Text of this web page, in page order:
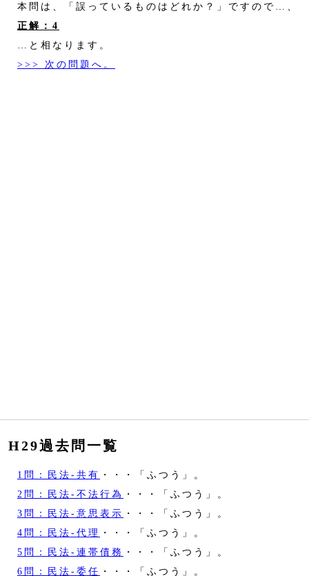
本問は、「誤っているものはどれか？」ですので…、
正解：4
…と相なります。
>>> 次の問題へ。
H29過去問一覧
1問：民法‐共有 ・・・「ふつう」。
2問：民法‐不法行為
・・・「ふつう」。
3問：民法‐意思表示 ・・・「ふつう」。
4問：民法‐代理
・・・「ふつう」。
5問：民法‐連帯債務
・・・「ふつう」。
6問：民法‐委任 ・・・「ふつう」。